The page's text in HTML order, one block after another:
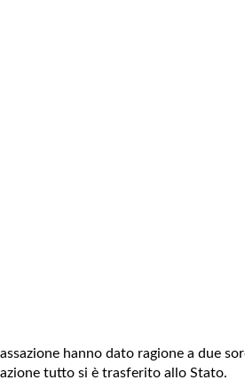
hanno dato ragione a due
tutto si è trasferito allo Stato.